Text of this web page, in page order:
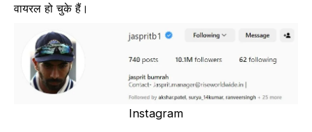
वायरल हो चुके हैं।
Instagram